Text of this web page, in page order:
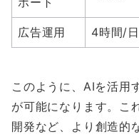
広告運用 4時間/日
このように、AIを活用
が可能になります。こ
開発など、より創造的